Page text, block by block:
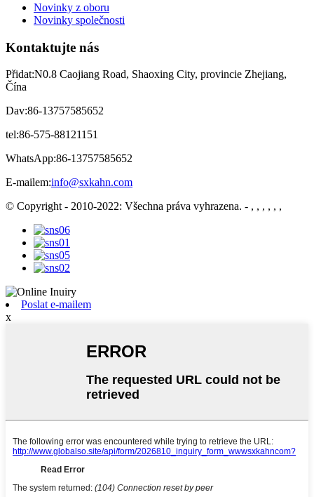
Novinky z oboru
Novinky společnosti
Kontaktujte nás
Přidat:N0.8 Caojiang Road, Shaoxing City, provincie Zhejiang,
Čína
Dav:86-13757585652
tel:86-575-88121151
WhatsApp:86-13757585652
E-mailem:info@sxkahn.com
© Copyright - 2010-2022: Všechna práva vyhrazena. - , , , , , ,
Poslat e-mailem
x